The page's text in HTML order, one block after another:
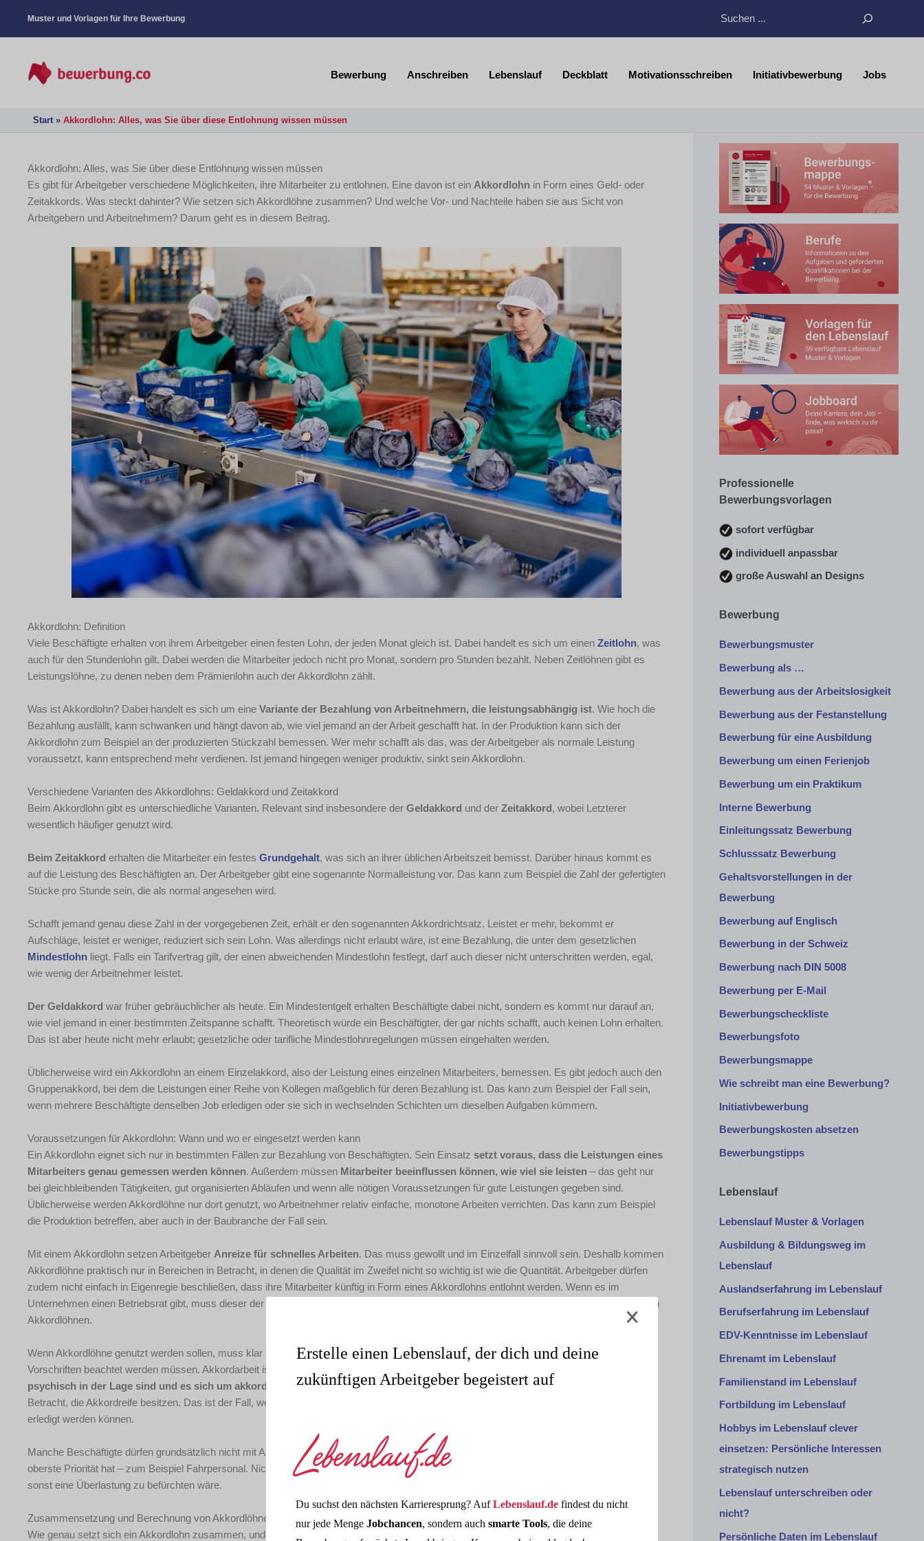
Muster und Vorlagen für Ihre Bewerbung
Bewerbung Anschreiben Lebenslauf Deckblatt Motivationsschreiben Initiativbewerbung Jobs
Start Akkordlohn: Alles, was Sie über diese Entlohnung wissen müssen
Akkordlohn: Alles, was Sie über diese Entlohnung wissen müssen
Es gibt für Arbeitgeber verschiedene Möglichkeiten, ihre Mitarbeiter zu entlohnen. Eine davon ist ein Akkordlohn in Form eines Geld- oder
Zeitakkords. Was steckt dahinter? Wie setzen sich Akkordlöhne zusammen? Und welche Vor- und Nachteile haben sie aus Sicht von
Arbeitgebern und Arbeitnehmern? Darum geht es in diesem Beitrag.
Akkordlohn: Definition
Viele Beschäftigte erhalten von ihrem Arbeitgeber einen festen Lohn, der jeden Monat gleich ist. Dabei handelt es sich um einen Zeitlohn, was
auch für den Stundenlohn gilt. Dabei werden die Mitarbeiter jedoch nicht pro Monat, sondern pro Stunden bezahlt. Neben Zeitlöhnen gibt es
Leistungslöhne, zu denen neben dem Prämienlohn auch der Akkordlohn zählt.
Was ist Akkordlohn? Dabei handelt es sich um eine Variante der Bezahlung von Arbeitnehmern, die leistungsabhängig ist. Wie hoch die
Bezahlung ausfällt, kann schwanken und hängt davon ab, wie viel jemand an der Arbeit geschafft hat. In der Produktion kann sich der
Akkordlohn zum Beispiel an der produzierten Stückzahl bemessen. Wer mehr schafft als das, was der Arbeitgeber als normale Leistung
voraussetzt, kann entsprechend mehr verdienen. Ist jemand hingegen weniger produktiv, sinkt sein Akkordlohn.
Verschiedene Varianten des Akkordlohns: Geldakkord und Zeitakkord
Beim Akkordlohn gibt es unterschiedliche Varianten. Relevant sind insbesondere der Geldakkord und der Zeitakkord, wobei Letzterer
wesentlich häufiger genutzt wird.
Beim Zeitakkord erhalten die Mitarbeiter ein festes Grundgehalt, was sich an ihrer üblichen Arbeitszeit bemisst. Darüber hinaus kommt es
auf die Leistung des Beschäftigten an. Der Arbeitgeber gibt eine sogenannte Normalleistung vor. Das kann zum Beispiel die Zahl der gefertigten
Stücke pro Stunde sein, die als normal angesehen wird.
Schafft jemand genau diese Zahl in der vorgegebenen Zeit, erhält er den sogenannten Akkordrichtsatz. Leistet er mehr, bekommt er
Aufschläge, leistet er weniger, reduziert sich sein Lohn. Was allerdings nicht erlaubt wäre, ist eine Bezahlung, die unter dem gesetzlichen
Mindestlohn liegt. Falls ein Tarifvertrag gilt, der einen abweichenden Mindestlohn festlegt, darf auch dieser nicht unterschritten werden, egal,
wie wenig der Arbeitnehmer leistet.
Der Geldakkord war früher gebräuchlicher als heute. Ein Mindestentgelt erhalten Beschäftigte dabei nicht, sondern es kommt nur darauf an,
wie viel jemand in einer bestimmten Zeitspanne schafft. Theoretisch würde ein Beschäftigter, der gar nichts schafft, auch keinen Lohn erhalten.
Das ist aber heute nicht mehr erlaubt; gesetzliche oder tarifliche Mindestlohnregelungen müssen eingehalten werden.
Üblicherweise wird ein Akkordlohn an einem Einzelakkord, also der Leistung eines einzelnen Mitarbeiters, bemessen. Es gibt jedoch auch den
Gruppenakkord, bei dem die Leistungen einer Reihe von Kollegen maßgeblich für deren Bezahlung ist. Das kann zum Beispiel der Fall sein,
wenn mehrere Beschäftigte denselben Job erledigen oder sie sich in wechselnden Schichten um dieselben Aufgaben kümmern.
Voraussetzungen für Akkordlohn: Wann und wo er eingesetzt werden kann
Ein Akkordlohn eignet sich nur in bestimmten Fällen zur Bezahlung von Beschäftigten. Sein Einsatz setzt voraus, dass die Leistungen eines
Mitarbeiters genau gemessen werden können. Außerdem müssen Mitarbeiter beeinflussen können, wie viel sie leisten – das geht nur
bei gleichbleibenden Tätigkeiten, gut organisierten Abläufen und wenn alle nötigen Voraussetzungen für gute Leistungen gegeben sind.
Üblicherweise werden Akkordlöhne nur dort genutzt, wo Arbeitnehmer relativ einfache, monotone Arbeiten verrichten. Das kann zum Beispiel
die Produktion betreffen, aber auch in der Baubranche der Fall sein.
Mit einem Akkordlohn setzen Arbeitgeber Anreize für schnelles Arbeiten. Das muss gewollt und im Einzelfall sinnvoll sein. Deshalb kommen
Akkordlöhne praktisch nur in Bereichen in Betracht, in denen die Qualität im Zweifel nicht so wichtig ist wie die Quantität. Arbeitgeber dürfen
zudem nicht einfach in Eigenregie beschließen, dass ihre Mitarbeiter künftig in Form eines Akkordlohns entlohnt werden. Wenn es im
Unternehmen einen Betriebsrat gibt, muss dieser der Einführung von Akkordarbeit ebenso zugestimmt haben wie der Entlohnung in Form von
Akkordlöhnen.
Wenn Akkordlöhne genutzt werden sollen, muss klar sein, wo die Normalleistung liegt. Das muss der Arbeitgeber ermitteln, wobei geltende
Vorschriften beachtet werden müssen. Akkordarbeit ist außerdem
psychisch in der Lage sind und es sich um akkordfähige Aufgaben handelt.Zugleich kommt ein Akkordlohn nur für Tätigkeiten in
Betracht, die Akkordreife besitzen. Das ist der Fall, wenn die jeweiligen Aufgaben nach einer Einweisung sicher und in hinreichender Qualität
erledigt werden können.
Manche Beschäftigte dürfen grundsätzlich nicht mit Akkordlöhnen bezahlt werden. Das betrifft etwa Arbeitnehmer, in deren Job Sicherheit
oberste Priorität hat – zum Beispiel Fahrpersonal. Nicht zulässig ist ein Akkordlohn außerdem bei schwangeren Frauen und Jugendlichen, da
sonst eine Überlastung zu befürchten wäre.
Zusammensetzung und Berechnung von Akkordlöhnen
Wie genau setzt sich ein Akkordlohn zusammen, und wie wird ein Akkordlohn berechnet? Hierbei spielt die schon erwähnte Normalleistung
Professionelle
Bewerbungsvorlagen
sofort verfügbar
individuell anpassbar
große Auswahl an Designs
Bewerbung
Bewerbungsmuster
Bewerbung als …
Bewerbung aus der Arbeitslosigkeit
Bewerbung aus der Festanstellung
Bewerbung für eine Ausbildung
Bewerbung um einen Ferienjob
Bewerbung um ein Praktikum
Interne Bewerbung
Einleitungssatz Bewerbung
Schlusssatz Bewerbung
Gehaltsvorstellungen in der
Bewerbung
Bewerbung auf Englisch
Bewerbung in der Schweiz
Bewerbung nach DIN 5008
Bewerbung per E-Mail
Bewerbungscheckliste
Bewerbungsfoto
Bewerbungsmappe
Wie schreibt man eine Bewerbung?
Initiativbewerbung
Bewerbungskosten absetzen
Bewerbungstipps
Lebenslauf
Lebenslauf Muster & Vorlagen
Ausbildung & Bildungsweg im
Lebenslauf
Auslandserfahrung im Lebenslauf
Berufserfahrung im Lebenslauf
EDV-Kenntnisse im Lebenslauf
Ehrenamt im Lebenslauf
Familienstand im Lebenslauf
Fortbildung im Lebenslauf
Hobbys im Lebenslauf clever
einsetzen: Persönliche Interessen
strategisch nutzen
Lebenslauf unterschreiben oder
nicht?
Persönliche Daten im Lebenslauf
Erstelle einen Lebenslauf, der dich und deine
zukünftigen Arbeitgeber begeistert auf
Du suchst den nächsten Karrieresprung? AufLebenslauf.de findest du nicht
nur jede Menge Jobchancen, sondern auch smarte Tools, die deine